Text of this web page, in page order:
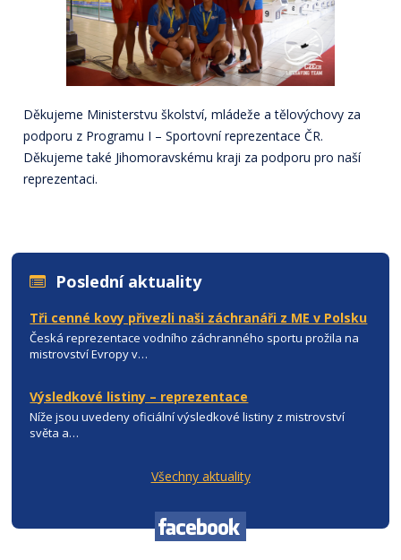
Děkujeme Ministerstvu školství, mládeže a tělovýchovy za
podporu z Programu I – Sportovní reprezentace ČR.
Děkujeme také Jihomoravskému kraji za podporu pro naší
reprezentaci.
Poslední aktuality
Tři cenné kovy přivezli naši záchranáři z ME v Polsku
Česká reprezentace vodního záchranného sportu prožila na
mistrovství Evropy v…
Výsledkové listiny – reprezentace
Níže jsou uvedeny oficiální výsledkové listiny z mistrovství
světa a…
Všechny aktuality